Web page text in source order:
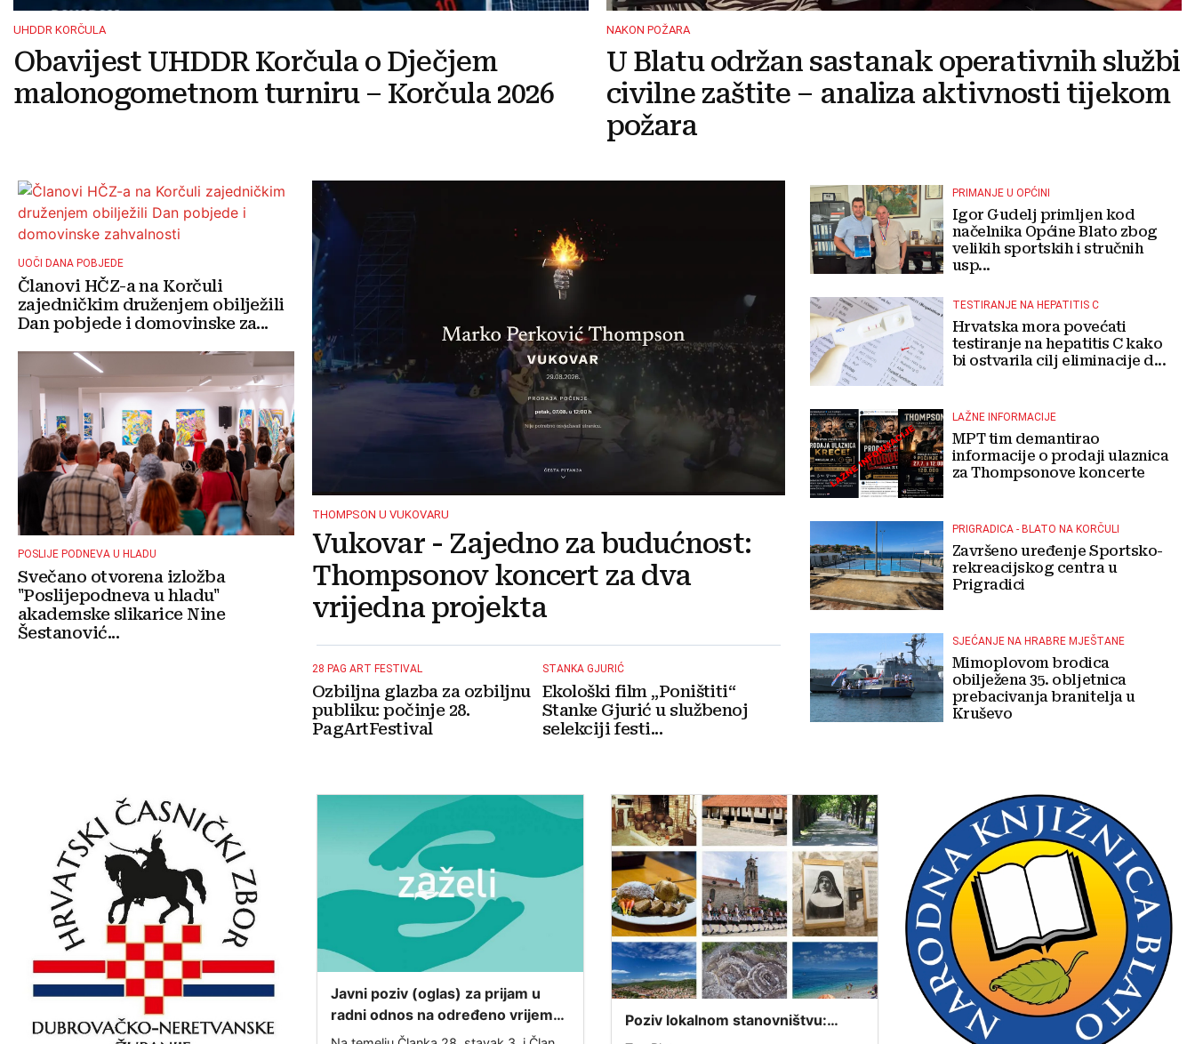
UHDDR KORČULA
Obavijest UHDDR Korčula o Dječjem
malonogometnom turniru – Korčula 2026
NAKON POŽARA
U Blatu održan sastanak operativnih službi
civilne zaštite – analiza aktivnosti tijekom
požara
UOČI DANA POBJEDE
Članovi HČZ-a na Korčuli
zajedničkim druženjem obilježili
Dan pobjede i domovinske za...
POSLIJE PODNEVA U HLADU
Svečano otvorena izložba
"Poslijepodneva u hladu"
akademske slikarice Nine
Šestanović...
THOMPSON U VUKOVARU
Vukovar - Zajedno za budućnost:
Thompsonov koncert za dva
vrijedna projekta
28 PAG ART FESTIVAL
Ozbiljna glazba za ozbiljnu
publiku: počinje 28.
PagArtFestival
STANKA GJURIĆ
Ekološki film „Poništiti“
Stanke Gjurić u službenoj
selekciji festi...
PRIMANJE U OPĆINI
Igor Gudelj primljen kod
načelnika Općine Blato zbog
velikih sportskih i stručnih
usp...
TESTIRANJE NA HEPATITIS C
Hrvatska mora povećati
testiranje na hepatitis C kako
bi ostvarila cilj eliminacije d...
LAŽNE INFORMACIJE
MPT tim demantirao
informacije o prodaji ulaznica
za Thompsonove koncerte
PRIGRADICA - BLATO NA KORČULI
Završeno uređenje Sportsko-
rekreacijskog centra u
Prigradici
SJEĆANJE NA HRABRE MJEŠTANE
Mimoplovom brodica
obilježena 35. obljetnica
prebacivanja branitelja u
Kruševo
Javni poziv (oglas) za prijam u
radni odnos na određeno vrijeme
u sklopu projekta „ZAŽELI– nisi
Poziv lokalnom stanovništvu: